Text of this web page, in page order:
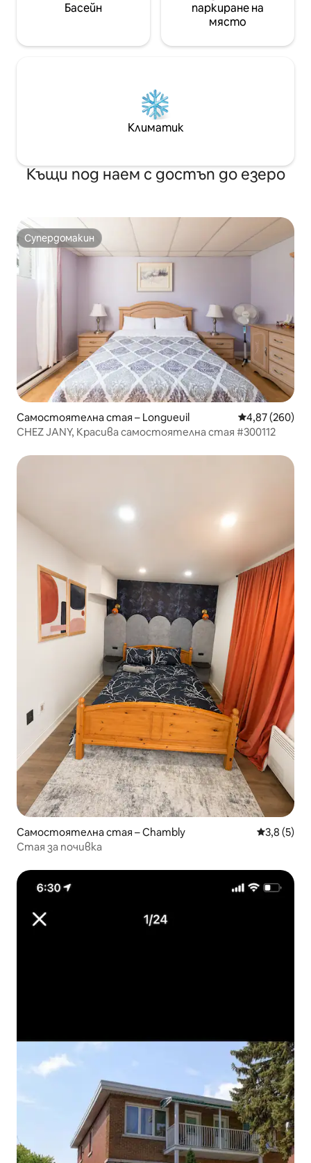
Басейн
паркиране на
място
Климатик
Къщи под наем с достъп до езеро
Супердомакин
Супердомакин
Самостоятелна стая – Longueuil Средна
4,87 (260)
CHEZ JANY, Красива самостоятелна стая #300112
Самостоятелна стая – Chambly Средна
3,8 (5)
Стая за почивка